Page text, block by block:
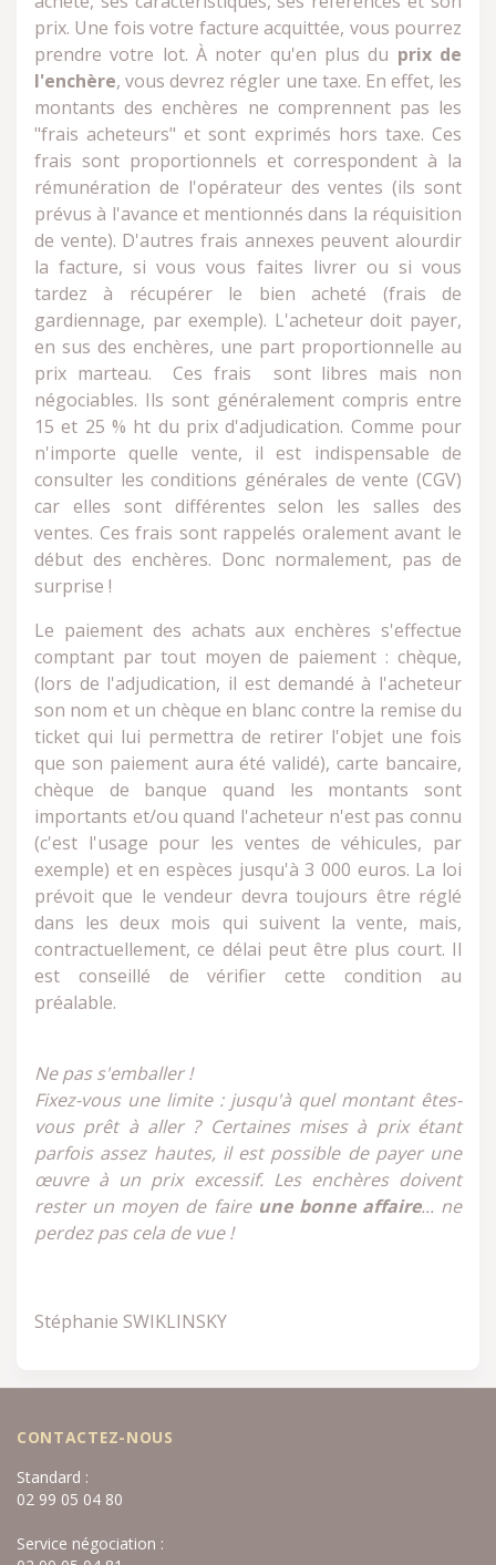
prix. Une fois votre facture acquittée, vous pourrez
prendre votre lot. À noter qu'en plus du prix de
l'enchère, vous devrez régler une taxe. En effet, les
montants des enchères ne comprennent pas les
"frais acheteurs" et sont exprimés hors taxe. Ces
frais sont proportionnels et correspondent à la
rémunération de l'opérateur des ventes (ils sont
prévus à l'avance et mentionnés dans la réquisition
de vente). D'autres frais annexes peuvent alourdir
la facture, si vous vous faites livrer ou si vous
tardez à récupérer le bien acheté (frais de
gardiennage, par exemple). L'acheteur doit payer,
en sus des enchères, une part proportionnelle au
prix marteau. Ces frais sont libres mais non
négociables. Ils sont généralement compris entre
15 et 25 % ht du prix d'adjudication. Comme pour
n'importe quelle vente, il est indispensable de
consulter les conditions générales de vente (CGV)
car elles sont différentes selon les salles des
ventes. Ces frais sont rappelés oralement avant le
début des enchères. Donc normalement, pas de
surprise !
Le paiement des achats aux enchères s'effectue
comptant par tout moyen de paiement : chèque,
(lors de l'adjudication, il est demandé à l'acheteur
son nom et un chèque en blanc contre la remise du
ticket qui lui permettra de retirer l'objet une fois
que son paiement aura été validé), carte bancaire,
chèque de banque quand les montants sont
importants et/ou quand l'acheteur n'est pas connu
(c'est l'usage pour les ventes de véhicules, par
exemple) et en espèces jusqu'à 3 000 euros. La loi
prévoit que le vendeur devra toujours être réglé
dans les deux mois qui suivent la vente, mais,
contractuellement, ce délai peut être plus court. Il
est conseillé de vérifier cette condition au
préalable.
Ne pas s'emballer !
Fixez-vous une limite : jusqu'à quel montant êtes-
vous prêt à aller ? Certaines mises à prix étant
parfois assez hautes, il est possible de payer une
œuvre à un prix excessif. Les enchères doivent
rester un moyen de faire une bonne affaire... ne
perdez pas cela de vue !
Stéphanie SWIKLINSKY
CONTACTEZ-NOUS
Standard :
02 99 05 04 80
Service négociation :